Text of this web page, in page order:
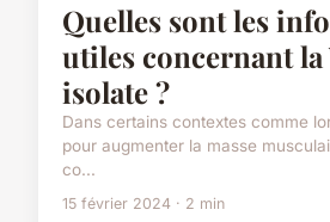
Quelles sont les
utiles concernant la
isolate ?
Dans certains contextes comme
pour augmenter la masse
co...
15 février 2024 · 2 min